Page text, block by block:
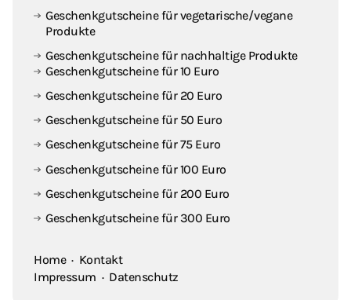
Geschenkgutscheine für 10 Euro
Geschenkgutscheine für 20 Euro
Geschenkgutscheine für 50 Euro
Geschenkgutscheine für 75 Euro
Geschenkgutscheine für 100 Euro
Geschenkgutscheine für 200 Euro
Geschenkgutscheine für 300 Euro
Geschenkgutscheine für vegetarische / vegane
Produkte
Geschenkgutscheine für nachhaltige Produkte
Home· Kontakt
Impressum · Datenschutz